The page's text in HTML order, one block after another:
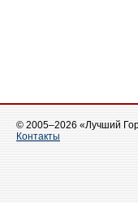
© 2005–2026 «Лучший
Контакты